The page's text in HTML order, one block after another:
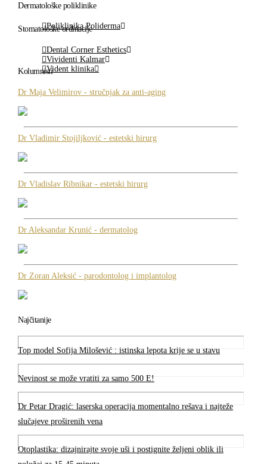
Dermatološke poliklinike
Poliklinika Poliderma
Stomatološke ordinacije
Dental Corner Esthetics
Vividenti Kalmar
Vident klinika
Kolumnisti
Dr Maja Velimirov - stručnjak za anti-aging
Dr Vladimir Stojiljković - estetski hirurg
Dr Vladislav Ribnikar - estetski hirurg
Dr Aleksandar Krunić - dermatolog
Dr Zoran Aleksić - parodontolog i implantolog
Najčitanije
Top model Sofija Milošević : istinska lepota krije se u stavu
Nevinost se može vratiti za samo 500 E!
Dr Petar Dragić: laserska operacija momentalno rešava i najteže
slučajeve proširenih vena
Otoplastika: dizajnirajte svoje uši i postignite željeni oblik ili